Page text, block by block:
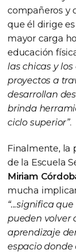
compañeros y
que él dirige
mayor carga
educación
las chicas y
proyectos a
desarrollan
brinda
ciclo superior”.
Finalmente, la
de la Escuela
Miriam
mucha
“...significa
pueden volver
aprendizaje
espacio donde